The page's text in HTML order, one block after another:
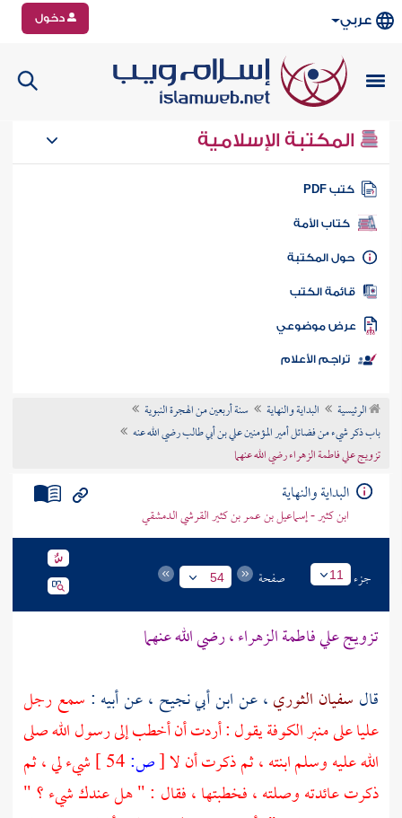
عربي دخول
المكتبة الإسلامية
كتب PDF
كتاب الأمة
المكتبة
الكتب
موضوعي
تراجم الأعلام
الرئيسية البداية والنهاية
سنة أربعين من الهجرة النبوية
باب ذكر شيء من فضائل أمير المؤمنين علي بن أبي طالب رضي الله عنه
تزويج علي فاطمة الزهراء رضي الله عنهما
البداية والنهاية
ابن كثير - إسماعيل بن عمر بن كثير القرشي الدمشقي
جزء 11 صفحة 54
تزويجعليفاطمة الزهراء، رضي الله عنهما
قال سفيان الثوري، عنابن أبي نجيح ، عن أبيه : سمع رجل
علياعلى منبرالكوفةيقول : أردت أن أخطب إلى رسول الله صلى
الله عليه وسلم ابنته ، ثم ذكرت أن لا[ص:
شيء لي ، ثم
ذكرت عائدته وصلته ، فخطبتها ، فقال : " هل عندك شيء ؟ "